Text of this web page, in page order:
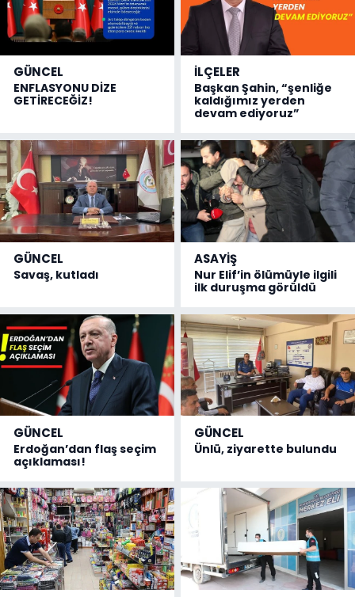
GÜNCEL
ENFLASYONU DİZE
GETİRECEĞİZ!
İLÇELER
Başkan Şahin, “şenliğe
kaldığımız yerden
devam ediyoruz”
GÜNCEL
Savaş, kutladı
ASAYİŞ
Nur Elif’in ölümüyle ilgili
ilk duruşma görüldü
GÜNCEL
Erdoğan’dan flaş seçim
açıklaması!
GÜNCEL
Ünlü, ziyarette bulundu